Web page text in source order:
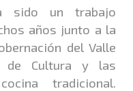
sido un trabajo
años junto a la
del Valle
de Cultura y las
tradicional.